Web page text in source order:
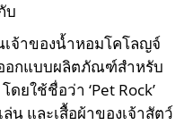
บ
จ้าของน้ำหอมโคโลญจ์
ออกแบบผลิตภัณฑ์สำหรับ
ยใช้ชื่อว่า ‘Pet Rock’
น และเสื้อผ้าของเจ้าสัตว์